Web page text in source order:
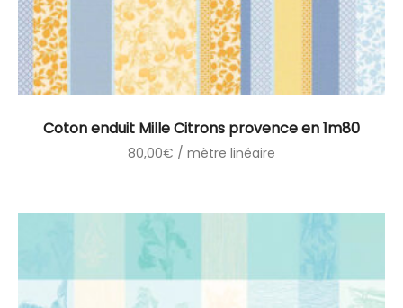
Coton enduit Mille Citrons provence en 1m80
80,00€ / mètre linéaire